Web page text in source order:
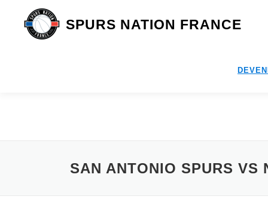
contenu
SPURS NATION FRANCE
SAN ANTONIO SPURS VS